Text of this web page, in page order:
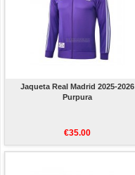
Jaqueta Real Madrid 2025-2026
Purpura
€35.00